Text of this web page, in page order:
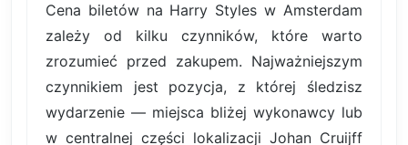
Cena biletów na Harry Styles w Amsterdam
zależy od kilku czynników, które warto
zrozumieć przed zakupem. Najważniejszym
czynnikiem jest pozycja, z której śledzisz
wydarzenie — miejsca bliżej wykonawcy lub
w centralnej części lokalizacji Johan Cruijff